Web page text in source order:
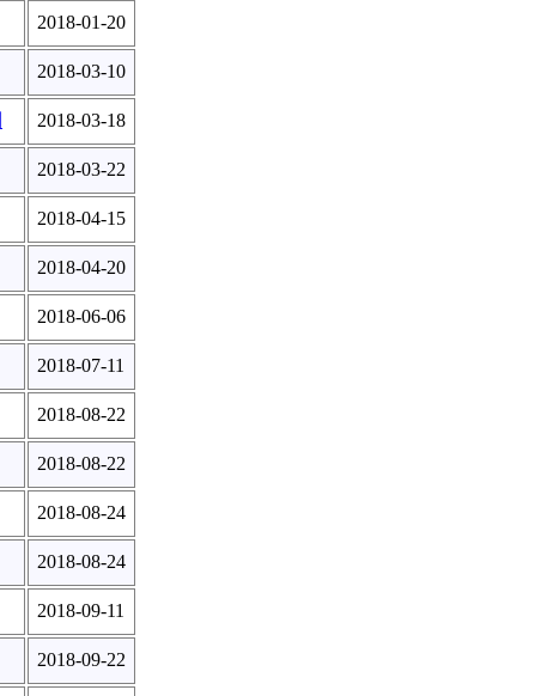
2018-01-20
2018-03-10
2018-03-18
2018-03-22
2018-04-15
2018-04-20
2018-06-06
2018-07-11
2018-08-22
2018-08-22
2018-08-24
2018-08-24
2018-09-11
2018-09-22